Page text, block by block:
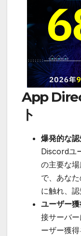
App
ト
爆発的な
Discordユ
の主要な
で、あな
に触れ、認
ユーザー
接サーバ
ーザー獲得